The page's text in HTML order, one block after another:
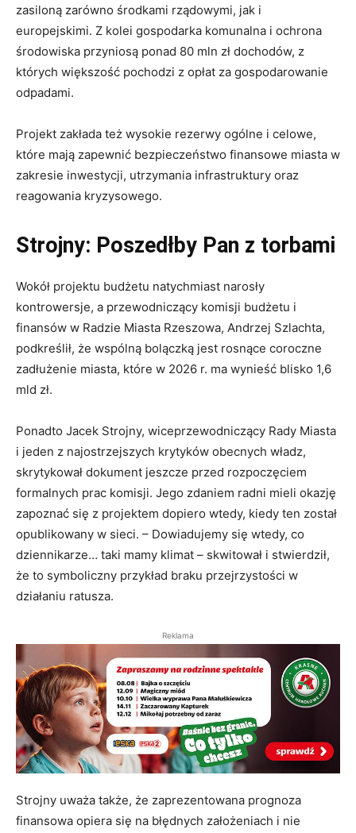
zasiloną zarówno środkami rządowymi, jak i
europejskimi. Z kolei gospodarka komunalna i ochrona
środowiska przyniosą ponad 80 mln zł dochodów, z
których większość pochodzi z opłat za gospodarowanie
odpadami.
Projekt zakłada też wysokie rezerwy ogólne i celowe,
które mają zapewnić bezpieczeństwo finansowe miasta w
zakresie inwestycji, utrzymania infrastruktury oraz
reagowania kryzysowego.
Strojny: Poszedłby Pan z torbami
Wokół projektu budżetu natychmiast narosły
kontrowersje, a przewodniczący komisji budżetu i
finansów w Radzie Miasta Rzeszowa, Andrzej Szlachta,
podkreślił, że wspólną bolączką jest rosnące coroczne
zadłużenie miasta, które w 2026 r. ma wynieść blisko 1,6
mld zł.
Ponadto Jacek Strojny, wiceprzewodniczący Rady Miasta
i jeden z najostrzejszych krytyków obecnych władz,
skrytykował dokument jeszcze przed rozpoczęciem
formalnych prac komisji. Jego zdaniem radni mieli okazję
zapoznać się z projektem dopiero wtedy, kiedy ten został
opublikowany w sieci. – Dowiadujemy się wtedy, co
dziennikarze… taki mamy klimat – skwitował i stwierdził,
że to symboliczny przykład braku przejrzystości w
działaniu ratusza.
Reklama
Strojny uważa także, że zaprezentowana prognoza
finansowa opiera się na błędnych założeniach i nie